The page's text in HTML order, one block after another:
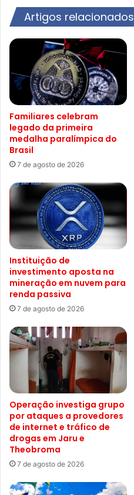
Artigos relacionados
Familiares celebram
legado da primeira
medalha paralímpica do
Brasil
7 de agosto de 2026
Instituição de
investimento aposta na
mineração em nuvem para
renda passiva
7 de agosto de 2026
Operação investiga grupo
por ataques a provedores
de internet e tráfico de
drogas em Jaru e
Theobroma
7 de agosto de 2026